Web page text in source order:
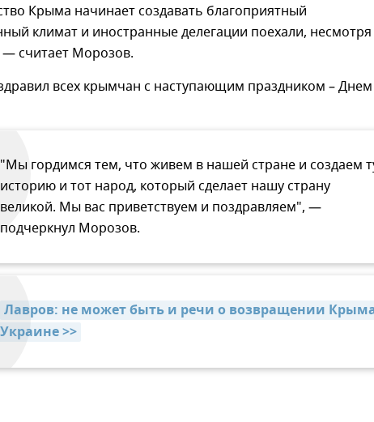
Крыма начинает создавать благоприятный
климат и иностранные делегации поехали, несмотря
— считает Морозов.
всех крымчан с наступающим праздником – Днем
"Мы гордимся тем, что живем в нашей стране и создаем
историю и тот народ, который сделает нашу страну
великой. Мы вас приветствуем и поздравляем", —
подчеркнул Морозов.
Лавров: не может быть и речи о возвращении
Украине >>